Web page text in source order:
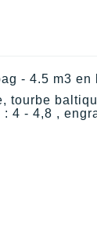
- 4.5 m3 en
tourbe
4 - 4,8 ,